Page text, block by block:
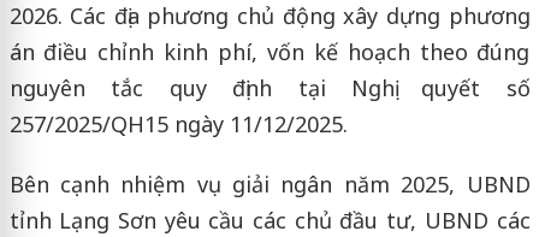
2026. Các địa phương chủ động xây dựng phương
án điều chỉnh kinh phí, vốn kế hoạch theo đúng
nguyên tắc quy định tại Nghị quyết số
257/2025/QH15 ngày 11/12/2025.
Bên cạnh nhiệm vụ giải ngân năm 2025, UBND
tỉnh Lạng Sơn yêu cầu các chủ đầu tư, UBND các